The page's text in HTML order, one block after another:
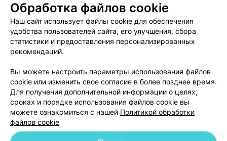
Добавить специалиста
Обработка файлов cookie
Наш сайт использует файлы cookie для обеспечения
удобства пользователей сайта, его улучшения, сбора
статистики и предоставления персонализированных
рекомендаций.
Вы можете настроить параметры использования файлов
cookie или изменить свое согласие в более позднее время.
Для получения дополнительной информации о целях,
сроках и порядке использования файлов cookie вы
можете ознакомиться с нашей Политикой обработки
файлов cookie